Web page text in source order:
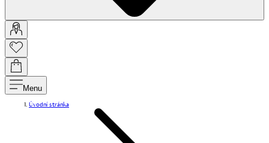
Menu
Úvodní stránka